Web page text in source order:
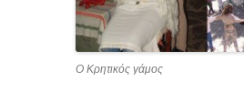
Ο Κρητικός γάμος